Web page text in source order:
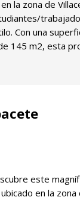
la zona de
Con una
145 m2, esta
este
en la zona